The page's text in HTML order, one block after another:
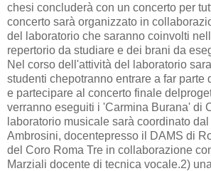
chesi concluderà con un concerto per
concerto sarà organizzato in
del laboratorio che saranno coinvolti
repertorio da studiare e dei brani da
Nel corso dell'attività del laboratorio
studenti chepotranno entrare a far parte
e partecipare al concerto finale
verranno eseguiti i 'Carmina Burana' di
laboratorio musicale sarà coordinato
Ambrosini, docentepresso il DAMS di
del Coro Roma Tre in collaborazione
Marziali docente di tecnica vocale.2)